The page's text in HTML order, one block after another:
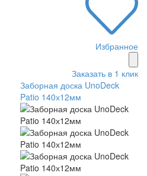
Избранное
Заказать в 1 клик
Заборная доска UnoDeck
Patio 140х12мм